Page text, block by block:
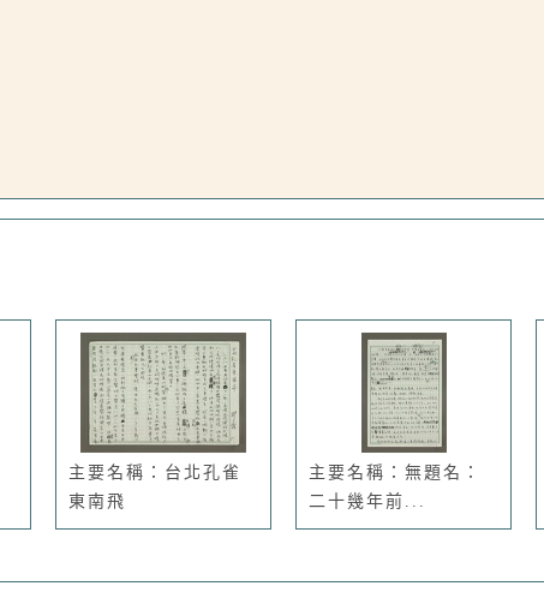
主要名稱：台北孔雀
東南飛
主要名稱：無題名：
二十幾年前...